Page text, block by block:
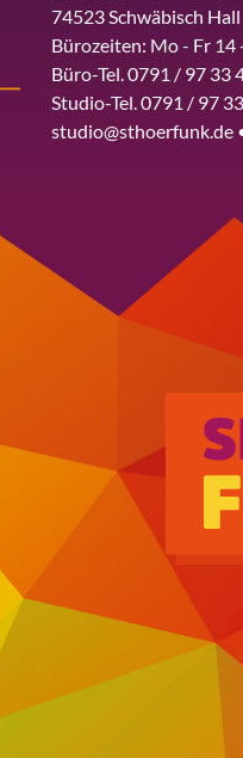
74523 Schwäbisch Hall
Bürozeiten: Mo - Fr 14
Büro-Tel. 0791 / 97 33
Studio-Tel. 0791 / 97
studio@sthoerfunk.de